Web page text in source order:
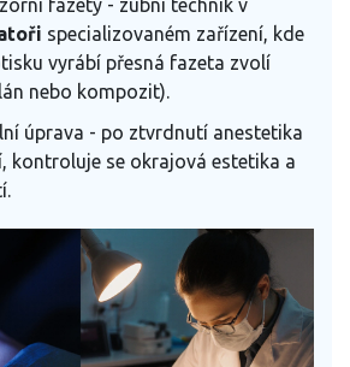
fazety - zubní technik v
specializovaném zařízení, kde
vyrábí přesná fazeta zvolí
nebo kompozit).
úprava - po ztvrdnutí anestetika
kontroluje se okrajová estetika a